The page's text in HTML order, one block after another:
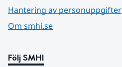
Hantering av personuppgifter
Om smhi.se
Följ SMHI